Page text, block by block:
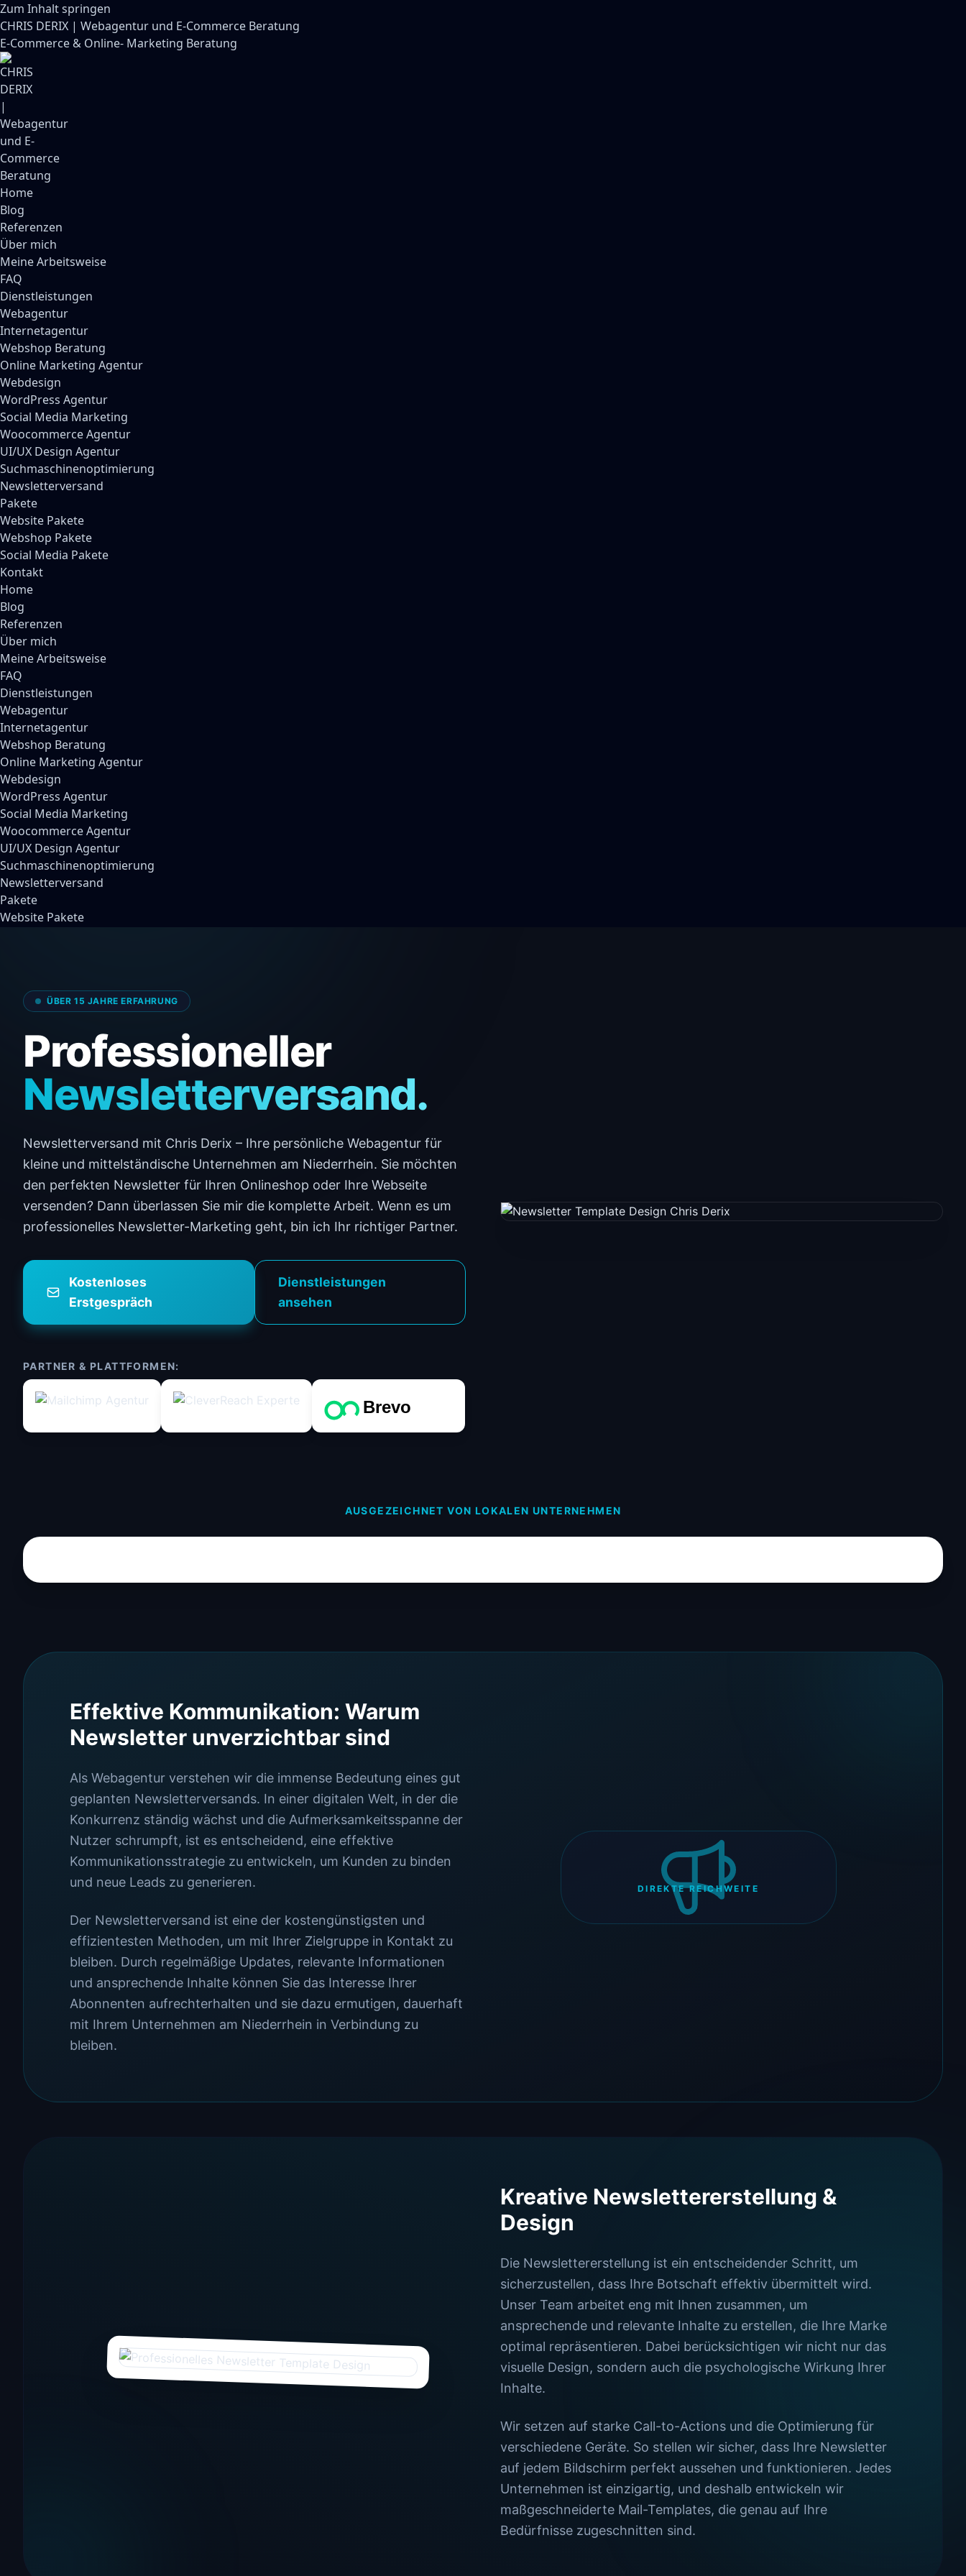
Zum Inhalt springen
CHRIS DERIX | Webagentur und E-Commerce Beratung
E-Commerce & Online- Marketing Beratung
Home
Blog
Referenzen
Über mich
Meine Arbeitsweise
FAQ
Dienstleistungen
Webagentur
Internetagentur
Webshop Beratung
Online Marketing Agentur
Webdesign
WordPress Agentur
Social Media Marketing
Woocommerce Agentur
UI/UX Design Agentur
Suchmaschinenoptimierung
Newsletterversand
Pakete
Website Pakete
Webshop Pakete
Social Media Pakete
Kontakt
Home
Blog
Referenzen
Über mich
Meine Arbeitsweise
FAQ
Dienstleistungen
Webagentur
Internetagentur
Webshop Beratung
Online Marketing Agentur
Webdesign
WordPress Agentur
Social Media Marketing
Woocommerce Agentur
UI/UX Design Agentur
Suchmaschinenoptimierung
Newsletterversand
Pakete
Website Pakete
ÜBER 15 JAHRE ERFAHRUNG
Professioneller
Newsletter­versand.
Newsletterversand mit Chris Derix – Ihre persönliche Webagentur für
kleine und mittelständische Unternehmen am Niederrhein. Sie möchten
den perfekten Newsletter für Ihren Onlineshop oder Ihre Webseite
versenden? Dann überlassen Sie mir die komplette Arbeit. Wenn es um
professionelles Newsletter-Marketing geht, bin ich Ihr richtiger Partner.
Kostenloses
Erstgespräch
Dienstleistungen
ansehen
PARTNER & PLATTFORMEN:
Brevo
AUSGEZEICHNET VON LOKALEN UNTERNEHMEN
Effektive Kommunikation: Warum
Newsletter unverzichtbar sind
Als Webagentur verstehen wir die immense Bedeutung eines gut
geplanten Newsletterversands. In einer digitalen Welt, in der die
Konkurrenz ständig wächst und die Aufmerksamkeitsspanne der
Nutzer schrumpft, ist es entscheidend, eine effektive
Kommunikationsstrategie zu entwickeln, um Kunden zu binden
und neue Leads zu generieren.
Der Newsletterversand ist eine der kostengünstigsten und
effizientesten Methoden, um mit Ihrer Zielgruppe in Kontakt zu
bleiben. Durch regelmäßige Updates, relevante Informationen
und ansprechende Inhalte können Sie das Interesse Ihrer
Abonnenten aufrechterhalten und sie dazu ermutigen, dauerhaft
mit Ihrem Unternehmen am Niederrhein in Verbindung zu
bleiben.
DIREKTE REICHWEITE
Kreative Newslettererstellung &
Design
Die Newslettererstellung ist ein entscheidender Schritt, um
sicherzustellen, dass Ihre Botschaft effektiv übermittelt wird.
Unser Team arbeitet eng mit Ihnen zusammen, um
ansprechende und relevante Inhalte zu erstellen, die Ihre Marke
optimal repräsentieren. Dabei berücksichtigen wir nicht nur das
visuelle Design, sondern auch die psychologische Wirkung Ihrer
Inhalte.
Wir setzen auf starke Call-to-Actions und die Optimierung für
verschiedene Geräte. So stellen wir sicher, dass Ihre Newsletter
auf jedem Bildschirm perfekt aussehen und funktionieren. Jedes
Unternehmen ist einzigartig, und deshalb entwickeln wir
maßgeschneiderte Mail-Templates, die genau auf Ihre
Bedürfnisse zugeschnitten sind.